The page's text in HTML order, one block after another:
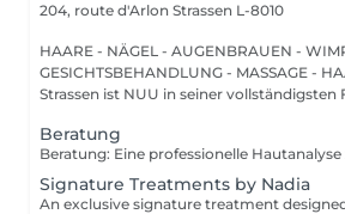
204, route d'Arlon Strassen L-8010
HAARE - NÄGEL - AUGENBRAUEN -
GESICHTSBEHANDLUNG - MASSAGE -
Strassen ist NUU in seiner
Beratung
Signature Treatments by Nadia